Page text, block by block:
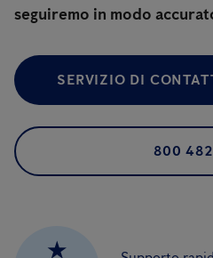
seguiremo in modo
SERVIZIO DI
800
★